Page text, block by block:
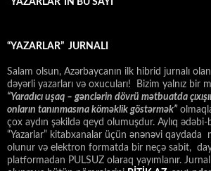
“YAZARLAR”IN BU SAYI
“YAZARLAR” JURNALI
Salam olsun, Azərbaycanın ilk hibrid jurnalı olan
dəyərli yazarları və oxucuları! Bizim yalnız bir
“Yaradıcı uşaq – gәnclәrin dövrü mәtbuatda
onların tanınmasına kömәklik göstәrmәk”
çox aydın şəkildə qeyd olumuşdur. Aylıq
“Yazarlar” kitabxanalar üçün ənənəvi qaydada
olunur və elektron formatda bir neçə sabit,
platformadan PULSUZ olaraq yayımlanır.